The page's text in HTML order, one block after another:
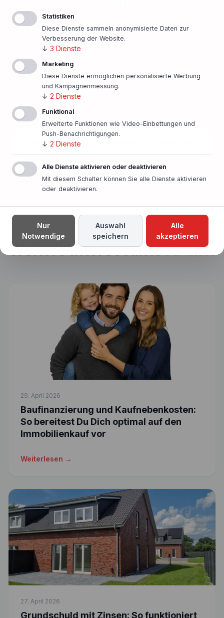
Finanzierungsangebot einholen!
500 Banken im Vergleich
Persönlicher Ansprechpartner vor Ort
Finanzierung unverbindlich anfragen
In nur einer Minute!
Weitere interessanteArtikel
29. April 2026
Baufinanzierung und Kaufnebenkosten:
So bereitest Du Dich optimal auf den
Immobilienkauf vor
Weiterlesen →
27. April 2026
Grundschuld mit Zinsen: So funktioniert
Statistiken
Diese Dienste sammeln anonymisierte Daten zur
Verbesserung der Website.
↓ 3 Dienste
Marketing
Diese Dienste ermöglichen personalisierte Werbung
und Kampagnenmessung.
↓ 2 Dienste
Funktional
Erweiterte Funktionen wie Video-Einbettungen und
Push-Benachrichtigungen.
↓ 2 Dienste
Alle Dienste aktivieren oder deaktivieren
Mit diesem Schalter können Sie alle Dienste aktivieren
oder deaktivieren.
Nur
Notwendige
Auswahl
speichern
Alle
akzeptieren